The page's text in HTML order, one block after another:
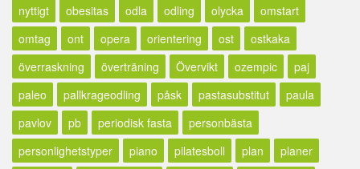
nyttigt
obesitas odla odling olycka
omstart
omtag
ont opera orientering ost
ostkaka
överraskning
överträning Övervikt ozempic
paj
paleo
pallkrageodling påsk pastasubstitut
paula
pavlov
pb periodisk fasta
personbästa
personlighetstyper
piano pilatesboll plan
planer